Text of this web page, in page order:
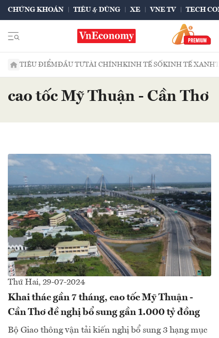
CHỨNG KHOÁN TIÊU & DÙNG XE VNE TV TECH
TIÊU ĐIỂMĐẦU TƯTÀI CHÍNHKINH TẾ SỐKINH TẾ XANH
cao tốc Mỹ Thuận - Cần Thơ
Thứ Hai, 29-07-2024
Khai thác gần 7 tháng, cao tốc Mỹ Thuận -
Cần Thơ đề nghị bổ sung gần 1.000 tỷ đồng
Bộ Giao thông vận tải kiến nghị bổ sung 3 hạng mục